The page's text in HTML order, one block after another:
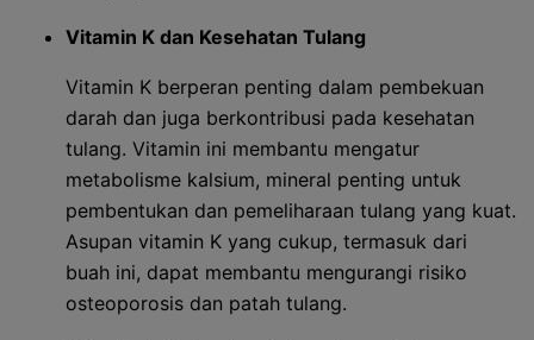
Vitamin K dan Kesehatan Tulang
Vitamin K berperan penting dalam pembekuan
darah dan juga berkontribusi pada kesehatan
tulang. Vitamin ini membantu mengatur
metabolisme kalsium, mineral penting untuk
pembentukan dan pemeliharaan tulang yang kuat.
Asupan vitamin K yang cukup, termasuk dari
buah ini, dapat membantu mengurangi risiko
osteoporosis dan patah tulang.